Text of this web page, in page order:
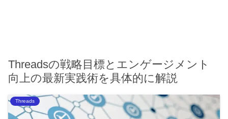
Threadsの戦略目標とエンゲージメント
向上の最新実践術を具体的に解説
Threads